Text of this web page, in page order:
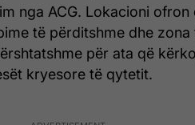
nga ACG. Lokacioni ofron
të përditshme dhe zona
për ata që
kryesore të qytetit.